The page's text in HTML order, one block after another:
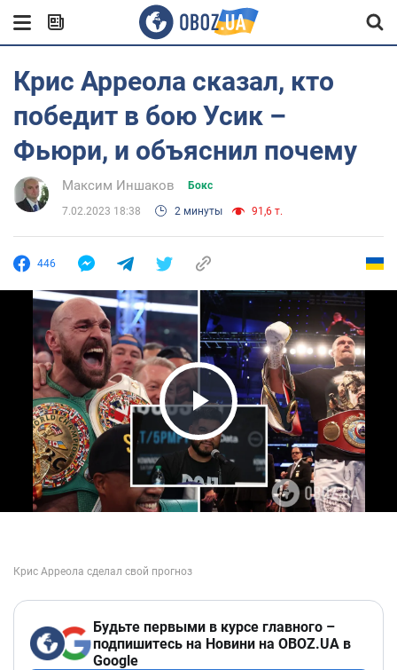
Крис Арреола сказал, кто
победит в бою Усик –
Фьюри, и объяснил почему
Максим Иншаков Бокс
7.02.2023 18:38 2 минуты 91,6 т.
446
Play Video
Будьте первыми в курсе главного –
подпишитесь на Новини на OBOZ.UA в
Google